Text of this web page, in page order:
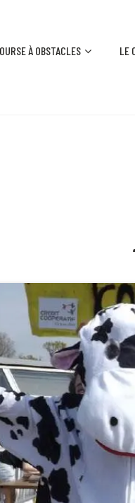
À OBSTACLES LE